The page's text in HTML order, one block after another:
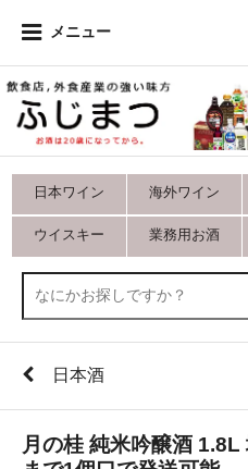
メニュー
日本ワイン 海外ワイン
ウイスキー 業務用お酒
日本酒
月の桂 純米吟醸酒